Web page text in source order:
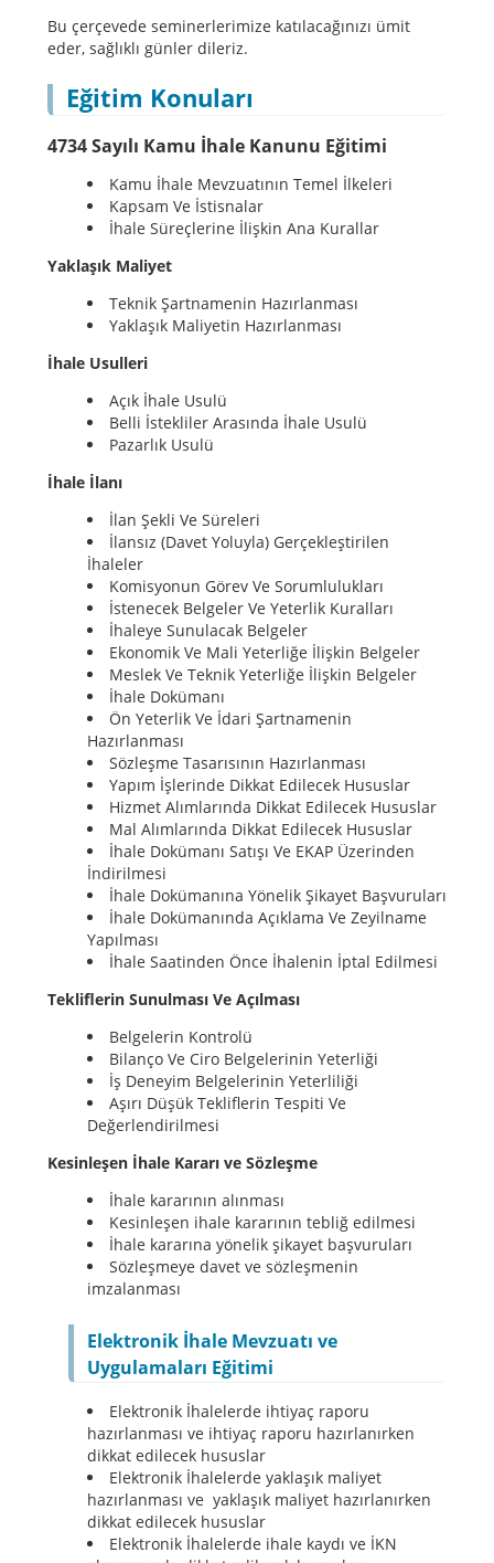
Bu çerçevede seminerlerimize katılacağınızı ümit
eder, sağlıklı günler dileriz.
Eğitim Konuları
4734 Sayılı Kamu İhale Kanunu Eğitimi
Kamu İhale Mevzuatının Temel İlkeleri
Kapsam Ve İstisnalar
İhale Süreçlerine İlişkin Ana Kurallar
Yaklaşık Maliyet
Teknik Şartnamenin Hazırlanması
Yaklaşık Maliyetin Hazırlanması
İhale Usulleri
Açık İhale Usulü
Belli İstekliler Arasında İhale Usulü
Pazarlık Usulü
İhale İlanı
İlan Şekli Ve Süreleri
İlansız (Davet Yoluyla) Gerçekleştirilen
İhaleler
Komisyonun Görev Ve Sorumlulukları
İstenecek Belgeler Ve Yeterlik Kuralları
İhaleye Sunulacak Belgeler
Ekonomik Ve Mali Yeterliğe İlişkin Belgeler
Meslek Ve Teknik Yeterliğe İlişkin Belgeler
İhale Dokümanı
Ön Yeterlik Ve İdari Şartnamenin
Hazırlanması
Sözleşme Tasarısının Hazırlanması
Yapım İşlerinde Dikkat Edilecek Hususlar
Hizmet Alımlarında Dikkat Edilecek Hususlar
Mal Alımlarında Dikkat Edilecek Hususlar
İhale Dokümanı Satışı Ve EKAP Üzerinden
İndirilmesi
İhale Dokümanına Yönelik Şikayet Başvuruları
İhale Dokümanında Açıklama Ve Zeyilname
Yapılması
İhale Saatinden Önce İhalenin İptal Edilmesi
Tekliflerin Sunulması Ve Açılması
Belgelerin Kontrolü
Bilanço Ve Ciro Belgelerinin Yeterliği
İş Deneyim Belgelerinin Yeterliliği
Aşırı Düşük Tekliflerin Tespiti Ve
Değerlendirilmesi
Kesinleşen İhale Kararı ve Sözleşme
İhale kararının alınması
Kesinleşen ihale kararının tebliğ edilmesi
İhale kararına yönelik şikayet başvuruları
Sözleşmeye davet ve sözleşmenin
imzalanması
Elektronik İhale Mevzuatı ve
Uygulamaları Eğitimi
Elektronik İhalelerde ihtiyaç raporu
hazırlanması ve ihtiyaç raporu hazırlanırken
dikkat edilecek hususlar
Elektronik İhalelerde yaklaşık maliyet
hazırlanması ve yaklaşık maliyet hazırlanırken
dikkat edilecek hususlar
Elektronik İhalelerde ihale kaydı ve İKN